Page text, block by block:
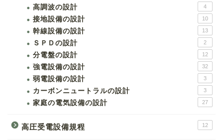
高調波の設計 4
接地設備の設計 10
幹線設備の設計 13
ＳＰＤの設計 2
分電盤の設計 12
強電設備の設計 32
弱電設備の設計 3
カーボンニュートラルの設計 3
家庭の電気設備の設計 27
高圧受電設備規程 12